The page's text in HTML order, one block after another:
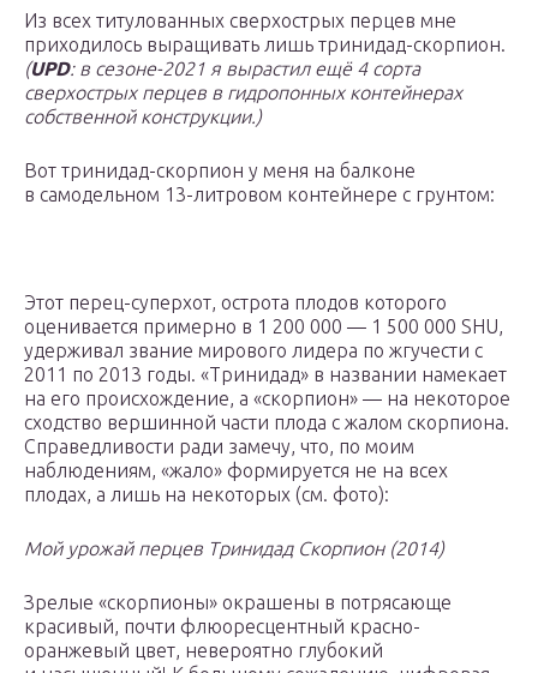
Из всех титулованных сверхострых перцев мне
приходилось выращивать лишь тринидад-скорпион.
(UPD: в сезоне-2021 я вырастил ещё 4 сорта
сверхострых перцев в гидропонных контейнерах
собственной конструкции.)
Вот тринидад-скорпион у меня на балконе
в самодельном 13-литровом контейнере с грунтом:
Этот перец-суперхот, острота плодов которого
оценивается примерно в 1 200 000 — 1 500 000 SHU,
удерживал звание мирового лидера по жгучести c
2011 по 2013 годы. «Тринидад» в названии намекает
на его происхождение, а «скорпион» — на некоторое
сходство вершинной части плода с жалом скорпиона.
Справедливости ради замечу, что, по моим
наблюдениям, «жало» формируется не на всех
плодах, а лишь на некоторых (см. фото):
Мой урожай перцев Тринидад Скорпион (2014)
Зрелые «скорпионы» окрашены в потрясающе
красивый, почти флюоресцентный красно-
оранжевый цвет, невероятно глубокий